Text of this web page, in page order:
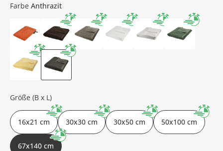
Farbe Anthrazit
Größe (B x L)
16x21 cm 30x30 cm 30x50 cm 50x100 cm
67x140 cm